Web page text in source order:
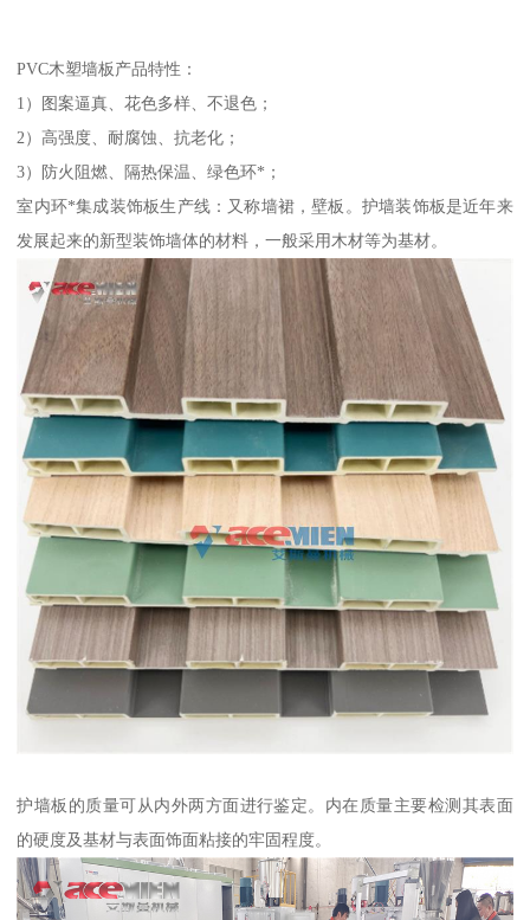
PVC木塑墙板产品特性：
1）图案逼真、花色多样、不退色；
2）高强度、耐腐蚀、抗老化；
3）防火阻燃、隔热保温、绿色环*；
室内环*集成装饰板生产线：又称墙裙，壁板。护墙装饰板是近年来
发展起来的新型装饰墙体的材料，一般采用木材等为基材。
护墙板的质量可从内外两方面进行鉴定。内在质量主要检测其表面
的硬度及基材与表面饰面粘接的牢固程度。